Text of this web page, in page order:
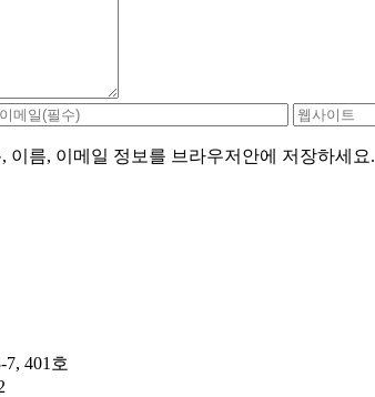
이름, 이메일 정보를 브라우저안에 저장하세요.
401호